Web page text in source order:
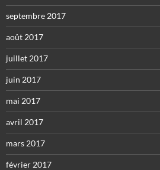
septembre 2017
août 2017
juillet 2017
juin 2017
mai 2017
avril 2017
mars 2017
février 2017